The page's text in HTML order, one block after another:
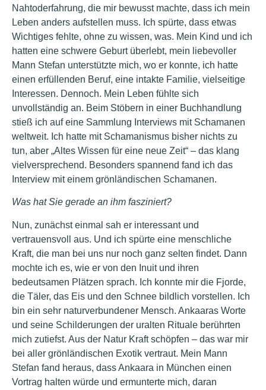
Nahtoderfahrung, die mir bewusst machte, dass ich mein
Leben anders aufstellen muss. Ich spürte, dass etwas
Wichtiges fehlte, ohne zu wissen, was. Mein Kind und ich
hatten eine schwere Geburt überlebt, mein liebevoller
Mann Stefan unterstützte mich, wo er konnte, ich hatte
einen erfüllenden Beruf, eine intakte Familie, vielseitige
Interessen. Dennoch. Mein Leben fühlte sich
unvollständig an. Beim Stöbern in einer Buchhandlung
stieß ich auf eine Sammlung Interviews mit Schamanen
weltweit. Ich hatte mit Schamanismus bisher nichts zu
tun, aber „Altes Wissen für eine neue Zeit“ – das klang
vielversprechend. Besonders spannend fand ich das
Interview mit einem grönländischen Schamanen.
Was hat Sie gerade an ihm fasziniert?
Nun, zunächst einmal sah er interessant und
vertrauensvoll aus. Und ich spürte eine menschliche
Kraft, die man bei uns nur noch ganz selten findet. Dann
mochte ich es, wie er von den Inuit und ihren
bedeutsamen Plätzen sprach. Ich konnte mir die Fjorde,
die Täler, das Eis und den Schnee bildlich vorstellen. Ich
bin ein sehr naturverbundener Mensch. Ankaaras Worte
und seine Schilderungen der uralten Rituale berührten
mich zutiefst. Aus der Natur Kraft schöpfen – das war mir
bei aller grönländischen Exotik vertraut. Mein Mann
Stefan fand heraus, dass Ankaara in München einen
Vortrag halten würde und ermunterte mich, daran